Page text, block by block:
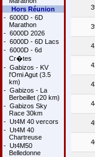
Hors Réunion
- 6000D - 6D
Marathon
- 6000D 2026
- 6000D - 6D Lacs
- 6000D - 6d
Cr�tes
- Gabizos - KV
l'Omi Agut (3.5
km)
- Gabizos - La
Berbeillet (20 km)
- Gabizos Sky
Race 30km
- Ut4M 40 vercors
- Ut4M 40
Chartreuse
- Ut4M50
Belledonne